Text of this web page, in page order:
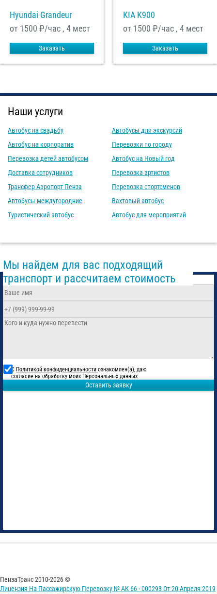
Hyundai Grandeur
от 1500 ₽/час , 4 мест
Заказать
KIA K900
от 1500 ₽/час , 4 мест
Заказать
Наши услуги
Автобус на свадьбу
Автобус на корпоратив
Перевозка детей автобусом
Доставка сотрудников
Трансфер Аэропорт Пенза
Автобусы междугородние
Туристический автобус
Автобусы для экскурсий
Перевозки по городу
Автобус на Новый год
Перевозка артистов
Перевозка спортсменов
Вахтовый автобус
Автобус для мероприятий
Мы найдем для вас подходящий
транспорт и рассчитаем стоимость
С Политикой конфиденциальности ознакомлен(а), даю
согласие на обработку моих Персональных данных
Оставить заявку
ПензаТранс 2010-2026 ©
Лицензия На Пассажирскую Перевозку № АК 66 - 000293 От 20 Апреля 2019